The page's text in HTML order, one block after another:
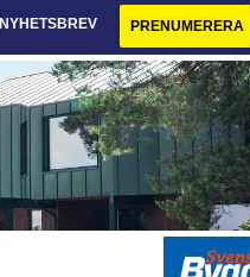
NYHETSBREV PRENUMERERA